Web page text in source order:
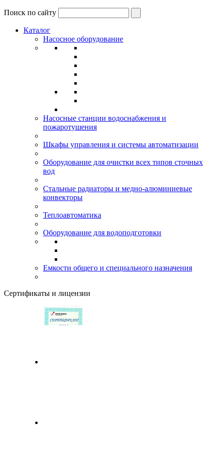
Поиск по сайту
Каталог
Насосное оборудование
Насосные станции водоснабжения и
пожаротушения
Шкафы управления и системы автоматизации
Оборудование для очистки всех типов сточных
вод
Стальные радиаторы и медно-алюминиевые
конвекторы
Теплоавтоматика
Оборудование для водоподготовки
Емкости общего и специального назначения
Сертификаты и лицензии